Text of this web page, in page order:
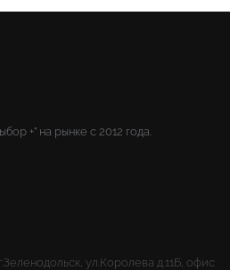
+" на рынке с 2012 года.
ул.Королева д.11Б, офис